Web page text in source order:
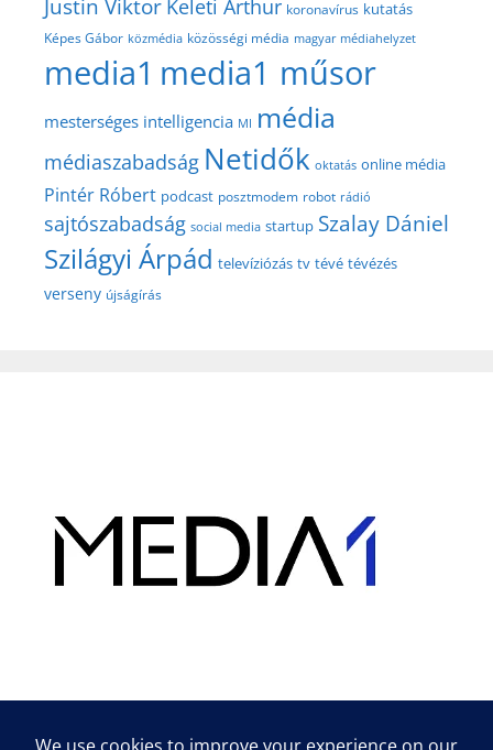
Keleti Arthur koronavírus kutatás
Képes Gábor közmédia közösségi média magyar médiahelyzet
media1 media1 műsor
mesterséges intelligencia MI média
médiaszabadság Netidők oktatás online média
Pintér Róbert podcast posztmodem robot rádió
sajtószabadság social media startup Szalay Dániel
Szilágyi Árpád televíziózás tv tévé tévézés
verseny újságírás